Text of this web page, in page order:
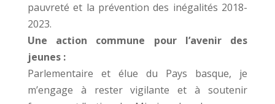
pauvreté et la prévention des inégalités 2018-
2023.
Une action commune pour l’avenir des
jeunes :
Parlementaire et élue du Pays basque, je
m’engage à rester vigilante et à soutenir